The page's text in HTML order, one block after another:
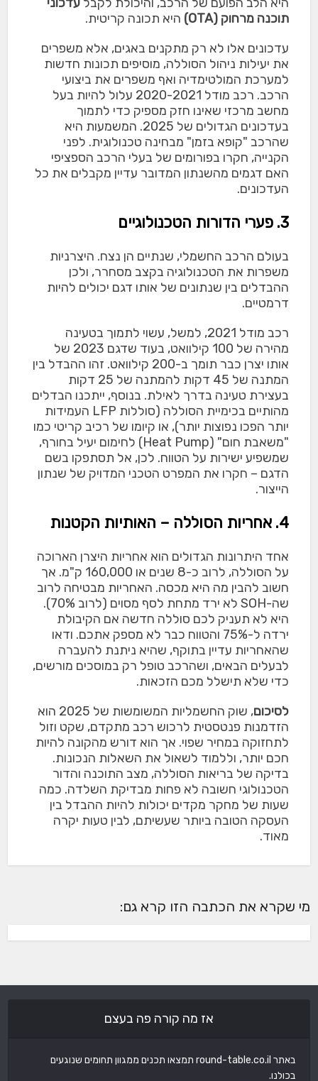
תוכנה מרחוק (OTA)
היא תכונה קריטית.
עדכונים אלו לא רק מתקנים באגים, אלא משפרים
את יעילות ניהול הסוללה, מוסיפים תכונות חדשות
למערכת המולטימדיה ואף משפרים את ביצועי
הרכב. רכב מודל 2020-2021 עלול להיות בעל
מחשב מרכזי שאינו חזק מספיק כדי לתמוך
בעדכונים הגדולים של 2025. המשמעות היא
שהרכב "קופא בזמן" מבחינה טכנולוגית. לפני
הקנייה, חקרו בפורומים של בעלי הרכב הספציפי
האם דגמים מהשנתון המדובר עדיין מקבלים את כל
העדכונים.
3. פערי הדורות הטכנולוגיים
בעולם הרכב החשמלי, שנתיים הן נצח. היצרניות
משפרות את הטכנולוגיה בקצב מסחרר, ולכן
ההבדלים בין שנתונים של אותו דגם יכולים להיות
דרמטיים.
רכב מודל 2021, למשל, עשוי לתמוך בטעינה
מהירה של 100 קילוואט, בעוד שדגם 2023 של
אותו יצרן כבר תומך ב-200 קילוואט. זהו ההבדל בין
המתנה של 45 דקות להמתנה של 25 דקות
בעצירת טעינה בדרך לאילת. בנוסף, ייתכנו הבדלים
מהותיים בכימיית הסוללה (סוללות LFP העמידות
יותר הפכו נפוצות יותר), או קיומו של רכיב קריטי כמו
"משאבת חום" (Heat Pump) לחימום יעיל בחורף,
שמשפיע ישירות על הטווח. לכן, אל תסתפקו בשם
הדגם – חקרו את המפרט הטכני המדויק של שנתון
הייצור.
4. אחריות הסוללה – האותיות הקטנות
אחד היתרונות הגדולים הוא אחריות היצרן הארוכה
על הסוללה, לרוב כ-8 שנים או 160,000 ק"מ. אך
חשוב להבין מה היא מכסה. האחריות מבטיחה לרוב
שה-SOH לא ירד מתחת לסף מסוים (לרוב 70%).
היא לא תעניק לכם סוללה חדשה אם הקיבולת
ירדה ל-75% והטווח כבר לא מספק אתכם. ודאו
שהאחריות עדיין בתוקף, שהיא ניתנת להעברה
לבעלים הבאים, ושהרכב טופל רק במוסכים מורשים,
כדי שלא תישלל מכם הזכאות.
לסיכום
, שוק החשמליות המשומשות של 2025 הוא
הזדמנות פנטסטית לרכוש רכב מתקדם, שקט וזול
לתחזוקה במחיר שפוי. אך הוא דורש מהקונה להיות
חכם יותר, וללמוד לשאול את השאלות הנכונות.
בדיקה של בריאות הסוללה, מצב התוכנה והדור
הטכנולוגי חשובה לא פחות מבדיקת השלדה. כמה
שעות של מחקר מקדים יכולות להיות ההבדל בין
העסקה הטובה ביותר שעשיתם, לבין טעות יקרה
מאוד.
מי שקרא את הכתבה הזו קרא גם:
אז מה קורה פה בעצם
באתר round-table.co.il תמצאו תכנים ממגוון תחומים שנוגעים
בכולנו.